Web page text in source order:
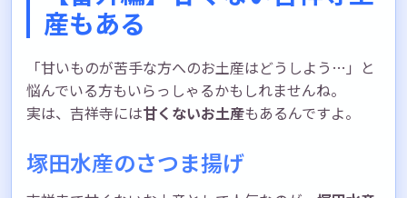
産もある
「甘いものが苦手な方へのお土産はどうしよう…」と
悩んでいる方もいらっしゃるかもしれませんね。
実は、吉祥寺には甘くないお土産もあるんですよ。
塚田水産のさつま揚げ